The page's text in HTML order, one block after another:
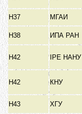
Н37
МГАИ
Н38
ИПА РАН
Н42 ІРЕ НАНУ
Н42 КНУ
Н43
ХГУ